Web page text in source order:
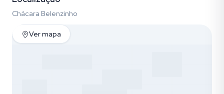
Chácara Belenzinho
Ver mapa